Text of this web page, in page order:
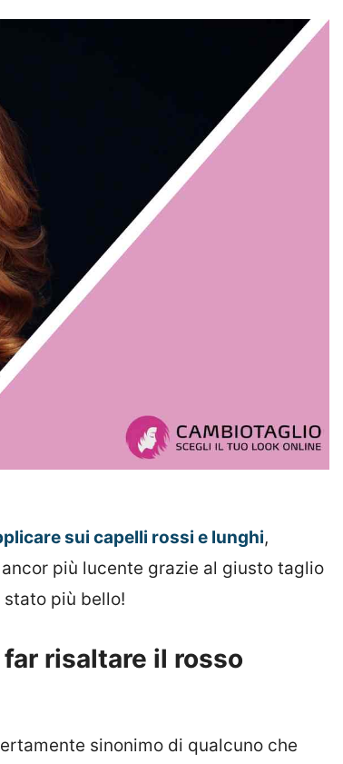
sui capelli rossi e lunghi,
più lucente grazie al giusto taglio
stato più bello!
risaltare il rosso
sinonimo di qualcuno che